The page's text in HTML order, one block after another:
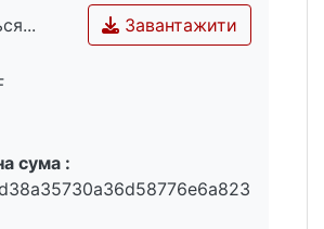
Завантажити
сума :